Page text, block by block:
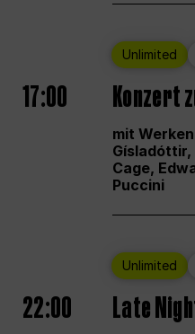
Unlimited
17:00 Konzert
mit
Cage,
Puccini
Unlimited
22:00 Late